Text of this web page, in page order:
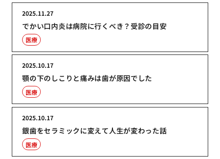
でかい口内炎は病院に行くべき？受診の目安
2025.11.27
医療
顎の下のしこりと痛みは歯が原因でした
2025.10.17
医療
銀歯をセラミックに変えて人生が変わった話
2025.10.17
医療